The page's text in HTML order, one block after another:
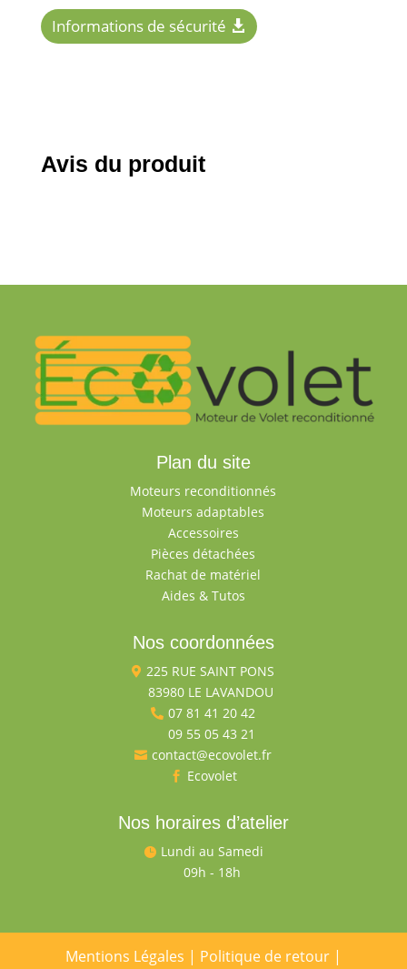
Informations de sécurité
Avis du produit
Plan du site
Moteurs reconditionnés
Moteurs adaptables
Accessoires
Pièces détachées
Rachat de matériel
Aides & Tutos
Nos coordonnées
 225 RUE SAINT PONS
83980 LE LAVANDOU
 07 81 41 20 42
09 55 05 43 21
 contact@ecovolet.fr
 Ecovolet
Nos horaires d’atelier
 Lundi au Samedi
09h - 18h
Mentions Légales | Politique de retour|